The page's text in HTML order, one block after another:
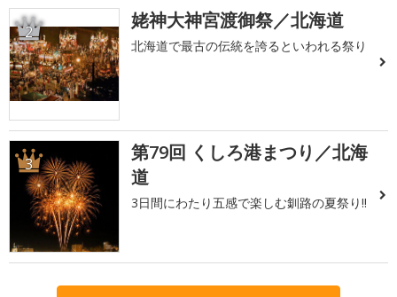
2 姥神大神宮渡御祭／北海道
北海道で最古の伝統を誇るといわれる祭り
3
第79回 くしろ港まつり／北海
道
3日間にわたり五感で楽しむ釧路の夏祭り!!